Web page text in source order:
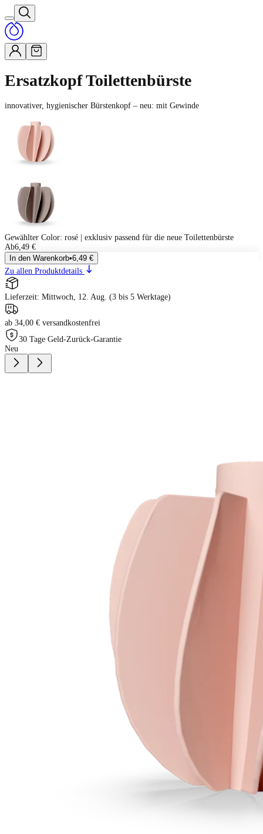
Ersatzkopf Toilettenbürste
innovativer, hygienischer Bürstenkopf – neu: mit Gewinde
Gewählter Color: rosé | exklusiv passend für die neue Toilettenbürste
Ab6,49 €
In den Warenkorb•6,49 €
Zu allen Produktdetails
Lieferzeit: Mittwoch, 12. Aug. (3 bis 5 Werktage)
ab 34,00 € versandkostenfrei
30 Tage Geld-Zurück-Garantie
Neu